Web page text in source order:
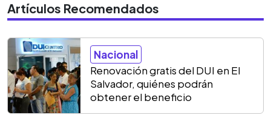
Artículos Recomendados
Nacional
Renovación gratis del DUI en El
Salvador, quiénes podrán
obtener el beneficio